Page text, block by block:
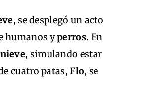
, se desplegó un acto
humanos yperros. En
nieve, simulando estar
cuatro patas,Flo, se